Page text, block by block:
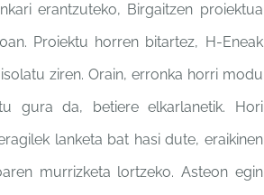
erantzuteko, Birgaitzen proiektua
Proiektu horren bitartez, H-Eneak
ziren.Orain, erronka horri modu
gura da, betiere elkarlanetik. Hori
lanketa bat hasi dute, eraikinen
murrizketa lortzeko. Asteon egin